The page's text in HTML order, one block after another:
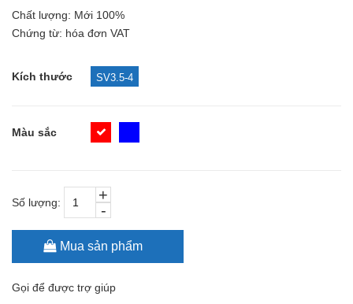
Chất lượng: Mới 100%
Chứng từ: hóa đơn VAT
Kích thước SV3.5-4
Màu sắc
Số lượng: -
+
Mua sản phẩm
Gọi để được trợ giúp